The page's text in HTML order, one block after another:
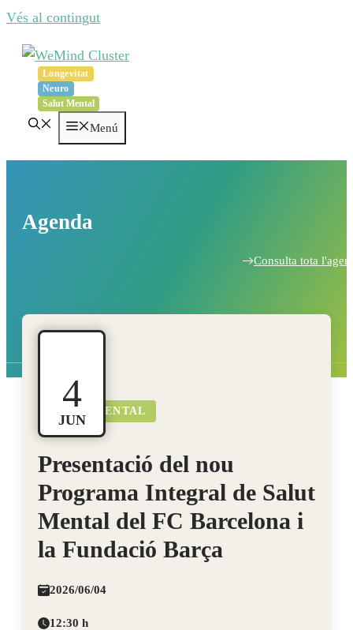
Vés al contingut
Longevitat
Neuro
Salut Mental
Menú
Agenda
Consulta tota
4
JUN
SALUT MENTAL
Presentació del nou
Programa Integral de Salut
Mental del FC Barcelona i
la Fundació Barça
2026/06/04
12:30 h